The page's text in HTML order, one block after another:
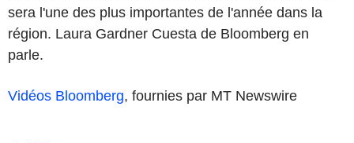
sera l'une des plus importantes de l'année dans la
région. Laura Gardner Cuesta de Bloomberg en
parle.
Vidéos Bloomberg, fournies par MT Newswire